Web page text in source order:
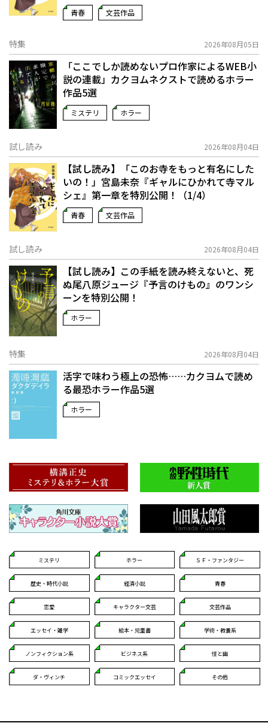
青春 文芸作品
特集 2026年08月05日
「ここでしか読めないプロ作家によるWEB小
説の連載」――カクヨムネクストで読めるホラー
作品5選
ミステリ ホラー
試し読み 2026年08月04日
【試し読み】「このお寺をもっと有名にした
いの！」宮島未奈『ギャルにひかれて寺マル
シェ』第一章を特別公開！（1/4）
青春 文芸作品
試し読み 2026年08月04日
【試し読み】この手紙を読み終えないと、死
ぬ――尾八原ジュージ『予言のけもの』のワンシ
ーンを特別公開！
ホラー
特集 2026年08月04日
活字で味わう極上の恐怖……カクヨムで読め
る最恐ホラー作品5選
ホラー
ミステリ ホラー ＳＦ・ファンタジー
歴史・時代小説 経済小説 青春
恋愛 キャラクター文芸 文芸作品
エッセイ・雑学 絵本・児童書 学術・教養系
ノンフィクション系 ビジネス系 怪と幽
ダ・ヴィンチ コミックエッセイ その他